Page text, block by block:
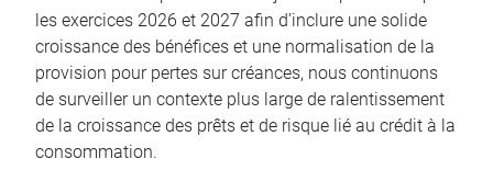
les exercices 2026 et 2027 afin d’inclure une solide
croissance des bénéfices et une normalisation de la
provision pour pertes sur créances, nous continuons
de surveiller un contexte plus large de ralentissement
de la croissance des prêts et de risque lié au crédit à la
consommation.